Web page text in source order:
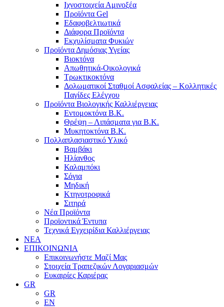
Ιχνοστοιχεία Αμινοξέα
Προϊόντα Gel
Εδαφοβελτιωτικά
Διάφορα Προϊόντα
Εκχυλίσματα Φυκιών
Προϊόντα Δημόσιας Υγείας
Βιοκτόνα
Απωθητικά-Οικολογικά
Τρωκτικοκτόνα
Δολωματικοί Σταθμοί Ασφαλείας – Κολλητικές
Παγίδες Ελέγχου
Προϊόντα Βιολογικής Καλλιέργειας
Εντομοκτόνα Β.Κ.
Θρέψη – Λιπάσματα για Β.Κ.
Μυκητοκτόνα Β.Κ.
Πολλαπλασιαστικό Υλικό
Βαμβάκι
Ηλίανθος
Καλαμπόκι
Σόγια
Μηδική
Κτηνοτροφικά
Σιτηρά
Νέα Προϊόντα
Προϊοντικά Έντυπα
Τεχνικά Εγχειρίδια Καλλιέργειας
ΝΕΑ
ΕΠΙΚΟΙΝΩΝΙΑ
Επικοινωνήστε Μαζί Μας
Στοιχεία Τραπεζικών Λογαριασμών
Ευκαιρίες Καριέρας
GR
GR
EN